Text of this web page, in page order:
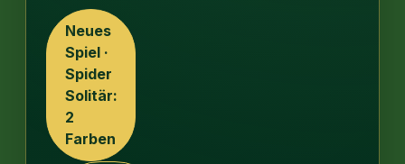
Neues
Spiel ·
Spider
Solitär:
2
Farben